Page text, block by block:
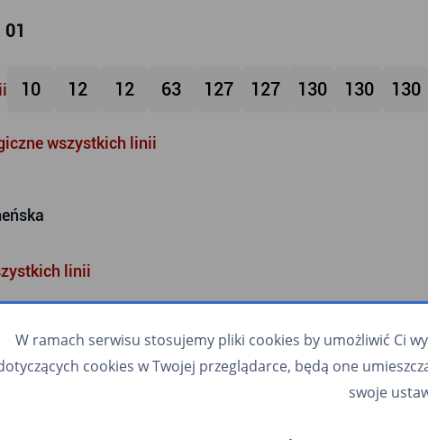
10 12 12 63 127 127 130 130 130
wszystkich linii
linii
W ramach serwisu stosujemy pliki cookies by umożliwić Ci
cookies w Twojej przeglądarce, będą one
swoje